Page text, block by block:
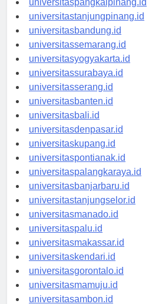
universitaspangkalpinang.id
universitastanjungpinang.id
universitasbandung.id
universitassemarang.id
universitasyogyakarta.id
universitassurabaya.id
universitasserang.id
universitasbanten.id
universitasbali.id
universitasdenpasar.id
universitaskupang.id
universitaspontianak.id
universitaspalangkaraya.id
universitasbanjarbaru.id
universitastanjungselor.id
universitasmanado.id
universitaspalu.id
universitasmakassar.id
universitaskendari.id
universitasgorontalo.id
universitasmamuju.id